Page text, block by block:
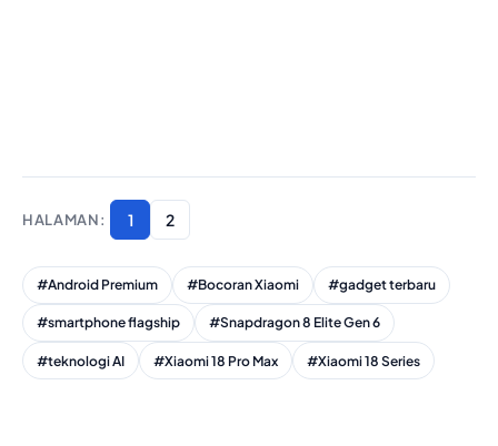
1 2
#Android Premium #Bocoran Xiaomi #gadget terbaru
#smartphone flagship #Snapdragon 8 Elite Gen 6
#teknologi AI #Xiaomi 18 Pro Max #Xiaomi 18 Series